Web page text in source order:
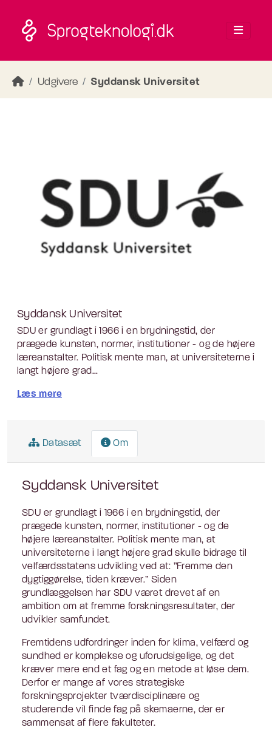
Udgivere Syddansk Universitet
Syddansk Universitet
SDU er grundlagt i 1966 i en brydningstid, der
prægede kunsten, normer, institutioner - og de højere
læreanstalter. Politisk mente man, at universiteterne i
langt højere grad...
Læs mere
Datasæt Om
Syddansk Universitet
SDU er grundlagt i 1966 i en brydningstid, der
prægede kunsten, normer, institutioner - og de
højere læreanstalter. Politisk mente man, at
universiteterne i langt højere grad skulle bidrage til
velfærdsstatens udvikling ved at: ”Fremme den
dygtiggørelse, tiden kræver.” Siden
grundlæggelsen har SDU været drevet af en
ambition om at fremme forskningsresultater, der
udvikler samfundet.
Fremtidens udfordringer inden for klima, velfærd og
sundhed er komplekse og uforudsigelige, og det
kræver mere end et fag og en metode at løse dem.
Derfor er mange af vores strategiske
forskningsprojekter tværdisciplinære og
studerende vil finde fag på skemaerne, der er
sammensat af flere fakulteter.